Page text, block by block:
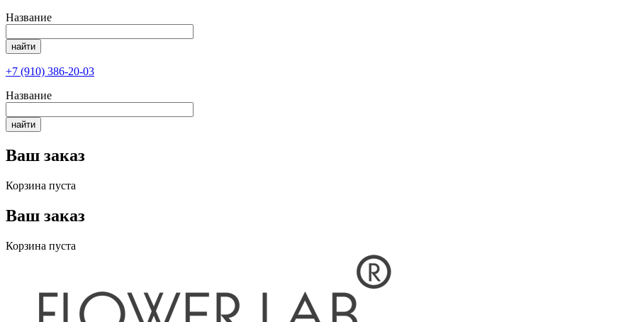
Название
+7 (910) 386-20-03
Название
Ваш заказ
Корзина пуста
Ваш заказ
Корзина пуста